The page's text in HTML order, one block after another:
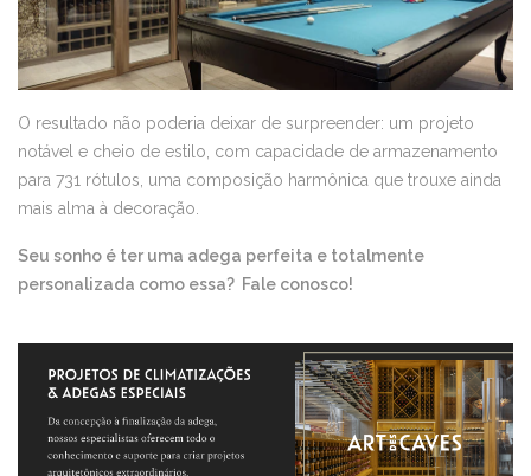
O resultado não poderia deixar de surpreender: um projeto
notável e cheio de estilo, com capacidade de armazenamento
para 731 rótulos, uma composição harmônica que trouxe ainda
mais alma à decoração.
Seu sonho é ter uma adega perfeita e totalmente
personalizada como essa? Fale conosco!